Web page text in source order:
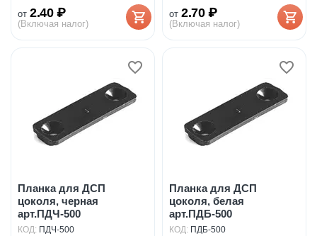
от 2.40 ₽
(Включая налог)
от 2.70 ₽
(Включая налог)
Планка для ДСП
цоколя, черная
арт.ПДЧ-500
КОД: ПДЧ-500
Планка для ДСП
цоколя, белая
арт.ПДБ-500
КОД: ПДБ-500